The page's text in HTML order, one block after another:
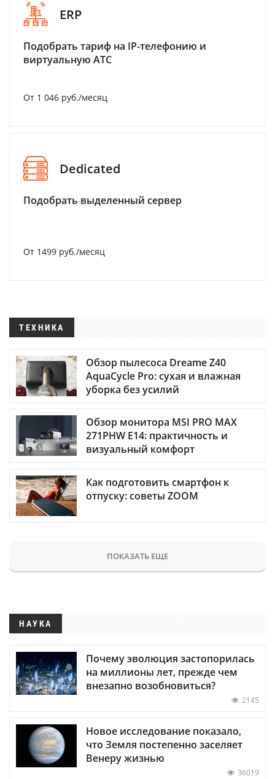
ERP
Подобрать тариф на IP-телефонию и
виртуальную АТС
От 1 046 руб./месяц
Dedicated
Подобрать выделенный сервер
От 1499 руб./месяц
ТЕХНИКА
Обзор пылесоса Dreame Z40
AquaCycle Pro: сухая и влажная
уборка без усилий
Обзор монитора MSI PRO MAX
271PHW E14: практичность и
визуальный комфорт
Как подготовить смартфон к
отпуску: советы ZOOM
ПОКАЗАТЬ ЕЩЕ
НАУКА
Почему эволюция застопорилась
на миллионы лет, прежде чем
внезапно возобновиться?
2145
Новое исследование показало,
что Земля постепенно заселяет
Венеру жизнью
36019